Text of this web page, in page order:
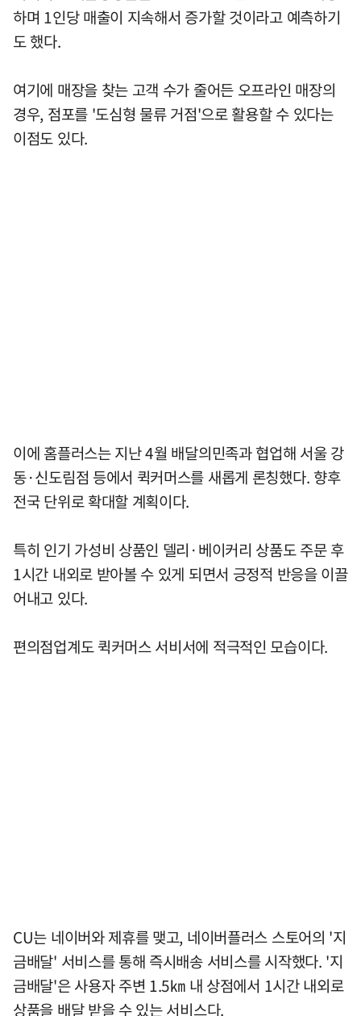
하며 1인당 매출이 지속해서 증가할 것이라고 예측하기
도 했다.
여기에 매장을 찾는 고객 수가 줄어든 오프라인 매장의
경우, 점포를 '도심형 물류 거점'으로 활용할 수 있다는
이점도 있다.
이에 홈플러스는 지난 4월 배달의민족과 협업해 서울 강
동·신도림점 등에서 퀵커머스를 새롭게 론칭했다. 향후
전국 단위로 확대할 계획이다.
특히 인기 가성비 상품인 델리·베이커리 상품도 주문 후
1시간 내외로 받아볼 수 있게 되면서 긍정적 반응을 이끌
어내고 있다.
편의점업계도 퀵커머스 서비서에 적극적인 모습이다.
CU는 네이버와 제휴를 맺고, 네이버플러스 스토어의 '지
금배달' 서비스를 통해 즉시배송 서비스를 시작했다. '지
금배달'은 사용자 주변 1.5㎞ 내 상점에서 1시간 내외로
상품을 배달 받을 수 있는 서비스다.